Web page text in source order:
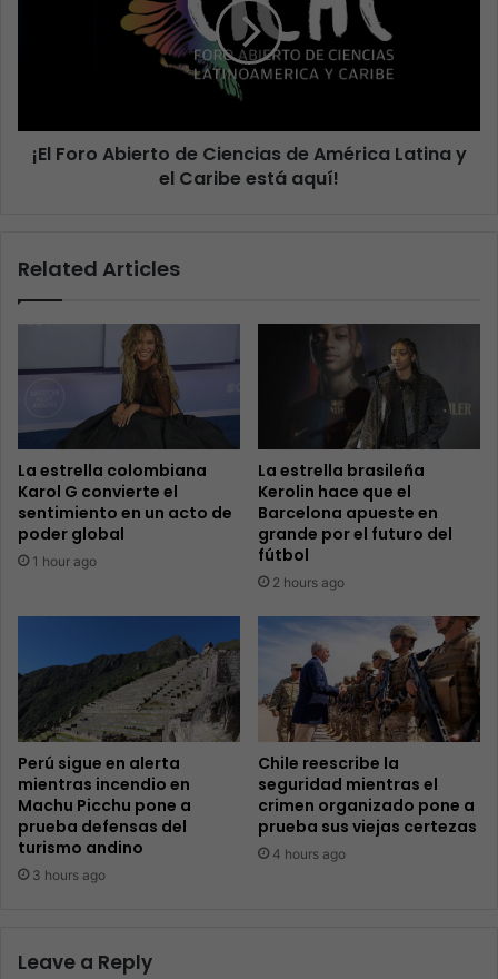
¡El Foro Abierto de Ciencias de América Latina y
el Caribe está aquí!
Related Articles
La estrella colombiana
Karol G convierte el
sentimiento en un acto de
poder global
1 hour ago
La estrella brasileña
Kerolin hace que el
Barcelona apueste en
grande por el futuro del
fútbol
2 hours ago
Perú sigue en alerta
mientras incendio en
Machu Picchu pone a
prueba defensas del
turismo andino
3 hours ago
Chile reescribe la
seguridad mientras el
crimen organizado pone a
prueba sus viejas certezas
4 hours ago
Leave a Reply